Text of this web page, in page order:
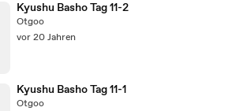
Kyushu Basho Tag 11-2
Otgoo
vor 20 Jahren
Kyushu Basho Tag 11-1
Otgoo